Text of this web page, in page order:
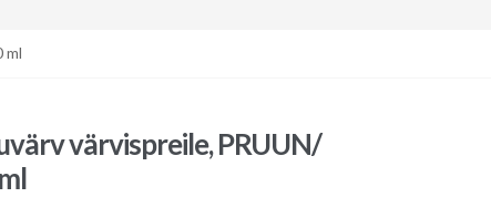
ml
värvispreile, PRUUN/